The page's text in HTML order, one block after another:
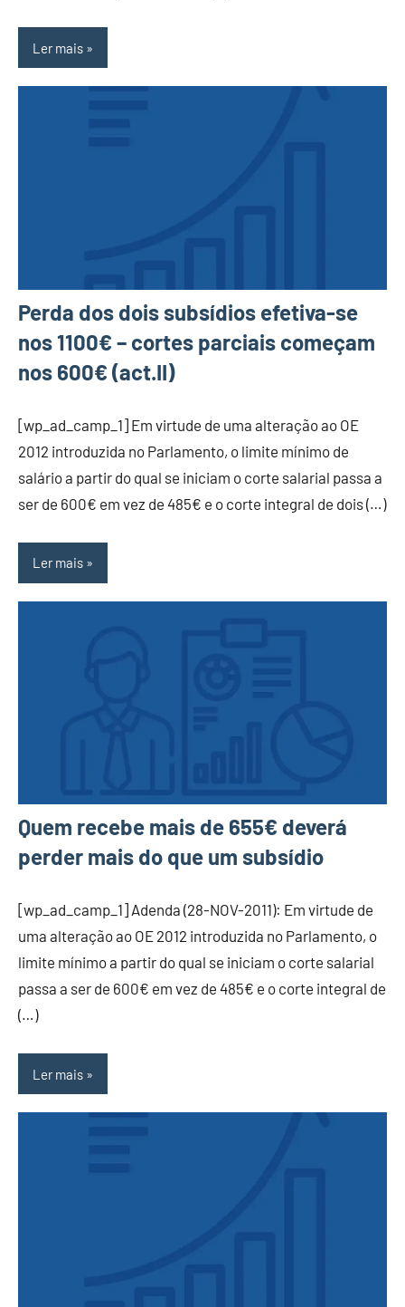
Ler mais
Perda dos dois subsídios efetiva-se
nos 1100€ – cortes parciais começam
nos 600€ (act.II)
[wp_ad_camp_1] Em virtude de uma alteração ao OE
2012 introduzida no Parlamento, o limite mínimo de
salário a partir do qual se iniciam o corte salarial passa a
ser de 600€ em vez de 485€ e o corte integral de dois (…)
Ler mais
Quem recebe mais de 655€ deverá
perder mais do que um subsídio
[wp_ad_camp_1] Adenda (28-NOV-2011): Em virtude de
uma alteração ao OE 2012 introduzida no Parlamento, o
limite mínimo a partir do qual se iniciam o corte salarial
passa a ser de 600€ em vez de 485€ e o corte integral de
(…)
Ler mais